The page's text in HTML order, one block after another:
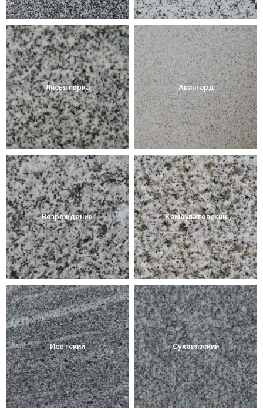
Лисья горка Авангард
Возрождение Камбулатовский
Исетский Суховязский